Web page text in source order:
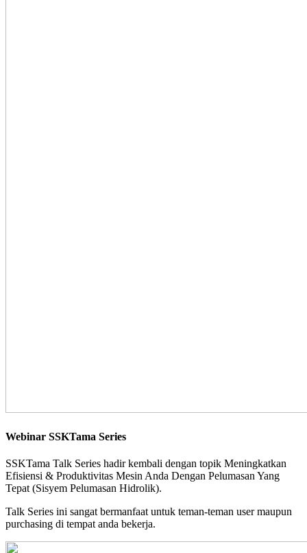
Webinar SSKTama Series
SSKTama Talk Series hadir kembali dengan topik Meningkatkan
Efisiensi & Produktivitas Mesin Anda Dengan Pelumasan Yang
Tepat (Sisyem Pelumasan Hidrolik).
Talk Series ini sangat bermanfaat untuk teman-teman user maupun
purchasing di tempat anda bekerja.